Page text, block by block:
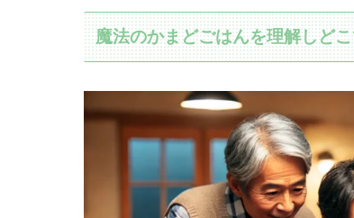
魔法のかまどごはんを理解しど